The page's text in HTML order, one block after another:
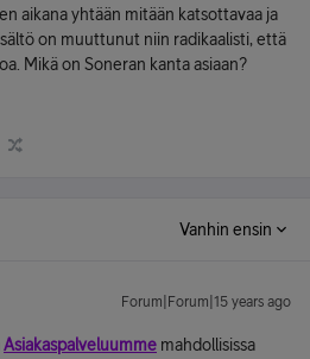
aikana yhtään mitään katsottavaa ja
on muuttunut niin radikaalisti, että
Mikä on Soneran kanta asiaan?
Vanhin ensin
Forum|Forum|15 years ago
Asiakaspalveluumme mahdollisissa